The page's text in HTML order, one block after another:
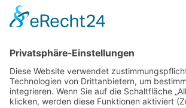
Vogue Vintage
Herren
Accessoires
Einzelschnittmuster Burda
Tops
Kleider
Röcke & Hosen
Homewear